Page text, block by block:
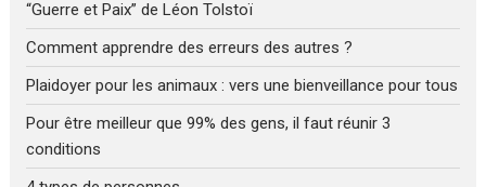
“Guerre et Paix” de Léon Tolstoï
Comment apprendre des erreurs des autres ?
Plaidoyer pour les animaux : vers une bienveillance pour tous
Pour être meilleur que 99% des gens, il faut réunir 3
conditions